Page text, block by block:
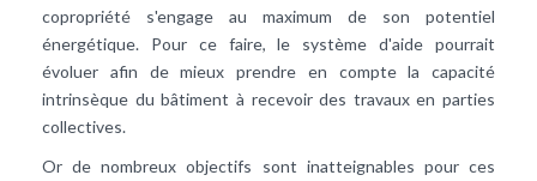
copropriété s'engage au maximum de son potentiel
énergétique. Pour ce faire, le système d'aide pourrait
évoluer afin de mieux prendre en compte la capacité
intrinsèque du bâtiment à recevoir des travaux en parties
collectives.
Or de nombreux objectifs sont inatteignables pour ces